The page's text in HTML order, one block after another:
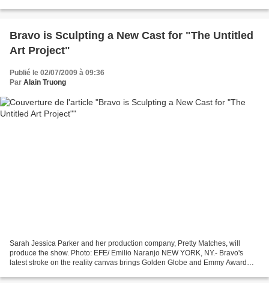
Bravo is Sculpting a New Cast for "The Untitled
Art Project"
Publié le 02/07/2009 à 09:36
Par Alain Truong
Sarah Jessica Parker and her production company, Pretty Matches, will
produce the show. Photo: EFE/ Emilio Naranjo NEW YORK, NY.- Bravo's
latest stroke on the reality canvas brings Golden Globe and Emmy Award